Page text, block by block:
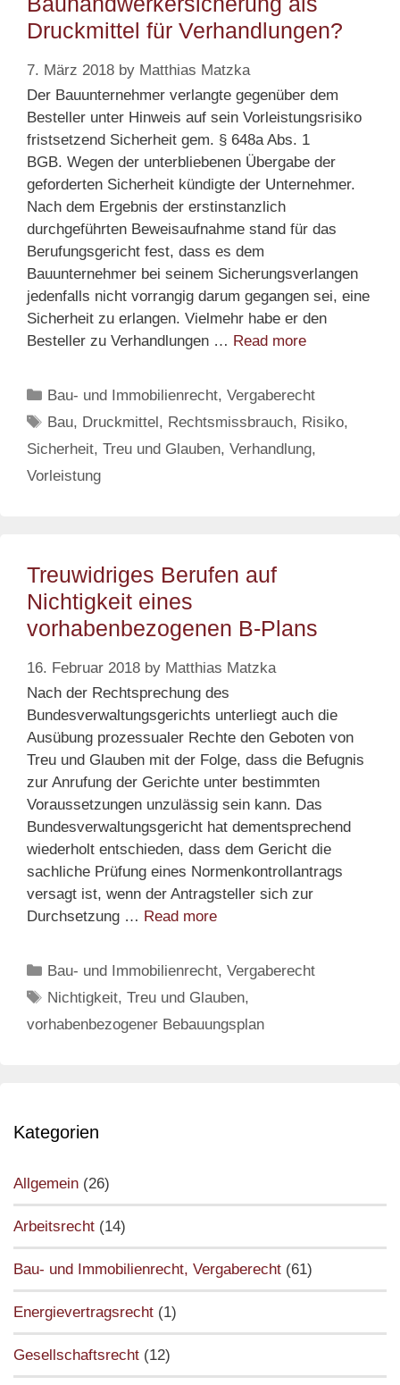
Druckmittel für Verhandlungen?
7. März 2018 by Matthias Matzka
Der Bauunternehmer verlangte gegenüber dem
Besteller unter Hinweis auf sein Vorleistungsrisiko
fristsetzend Sicherheit gem. § 648a Abs. 1
BGB. Wegen der unterbliebenen Übergabe der
geforderten Sicherheit kündigte der Unternehmer.
Nach dem Ergebnis der erstinstanzlich
durchgeführten Beweisaufnahme stand für das
Berufungsgericht fest, dass es dem
Bauunternehmer bei seinem Sicherungsverlangen
jedenfalls nicht vorrangig darum gegangen sei, eine
Sicherheit zu erlangen. Vielmehr habe er den
Besteller zu Verhandlungen … Read more
Categories
Bau- und Immobilienrecht, Vergaberecht
Tags
Bau, Druckmittel , Rechtsmissbrauch, Risiko,
Sicherheit, Treu und Glauben, Verhandlung,
Vorleistung
Treuwidriges Berufen auf
Nichtigkeit eines
vorhabenbezogenen B-Plans
16. Februar 2018 by Matthias Matzka
Nach der Rechtsprechung des
Bundesverwaltungsgerichts unterliegt auch die
Ausübung prozessualer Rechte den Geboten von
Treu und Glauben mit der Folge, dass die Befugnis
zur Anrufung der Gerichte unter bestimmten
Voraussetzungen unzulässig sein kann. Das
Bundesverwaltungsgericht hat dementsprechend
wiederholt entschieden, dass dem Gericht die
sachliche Prüfung eines Normenkontrollantrags
versagt ist, wenn der Antragsteller sich zur
Durchsetzung … Read moreTreuwidriges
Nichtigkeit
eines
vorhabenbezogenen
Categories
Bau- und Immobilienrecht, Vergaberecht
Tags
Nichtigkeit,Treu und Glauben,
vorhabenbezogener Bebauungsplan
Kategorien
Allgemein (26)
Arbeitsrecht (14)
Bau- und Immobilienrecht, Vergaberecht (61)
Energievertragsrecht (1)
Gesellschaftsrecht (12)